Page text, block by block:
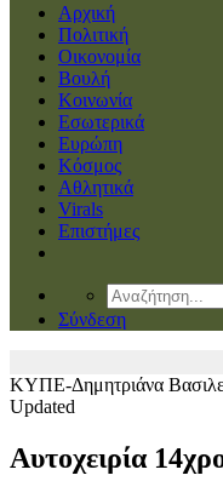
Αρχική
Πολιτική
Οικονομία
Βουλή
Κοινωνία
Εσωτερικά
Ευρώπη
Κόσμος
Αθλητικά
Virals
Επιστήμες
Σύνδεση
ΚΥΠΕ-Δημητριάνα
Updated
Αυτοχειρία